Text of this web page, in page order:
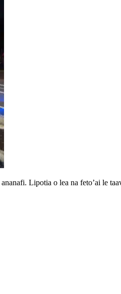
Lipotia o lea na feto’ai le